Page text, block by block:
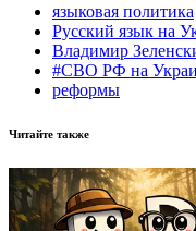
языковая политика
Русский язык на
Владимир
#СВО РФ на
реформы
Читайте также